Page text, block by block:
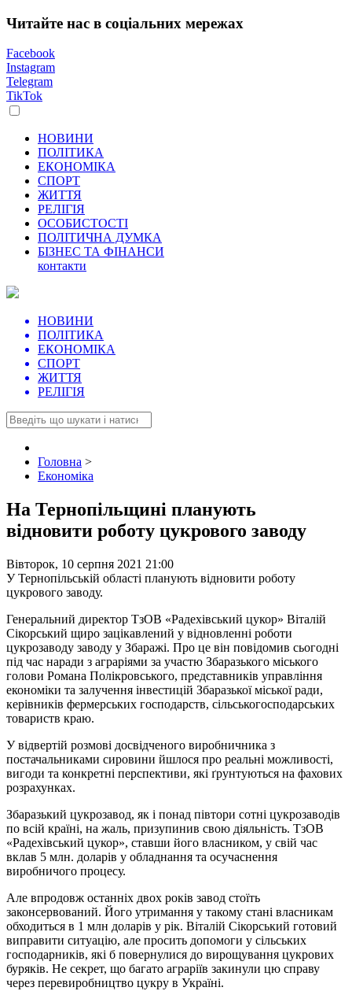
Читайте нас в соціальних мережах
Facebook
Instagram
Telegram
TikTok
НОВИНИ
ПОЛІТИКА
ЕКОНОМІКА
СПОРТ
ЖИТТЯ
РЕЛІГІЯ
ОСОБИСТОСТІ
ПОЛІТИЧНА ДУМКА
БІЗНЕС ТА ФІНАНСИ
контакти
НОВИНИ
ПОЛІТИКА
ЕКОНОМІКА
СПОРТ
ЖИТТЯ
РЕЛІГІЯ
Головна >
Економіка
На Тернопільщині планують
відновити роботу цукрового заводу
Вівторок, 10 серпня 2021 21:00
У Тернопільській області планують відновити роботу
цукрового заводу.
Генеральний директор ТзОВ «Радехівський цукор» Віталій
Сікорський щиро зацікавлений у відновленні роботи
цукрозаводу заводу у Збаражі. Про це він повідомив сьогодні
під час наради з аграріями за участю Збаразького міського
голови Романа Полікровського, представників управління
економіки та залучення інвестицій Збаразької міської ради,
керівників фермерських господарств, сільськогосподарських
товариств краю.
У відвертій розмові досвідченого виробничника з
постачальниками сировини йшлося про реальні можливості,
вигоди та конкретні перспективи, які ґрунтуються на фахових
розрахунках.
Збаразький цукрозавод, як і понад півтори сотні цукрозаводів
по всій країні, на жаль, призупинив свою діяльність. ТзОВ
«Радехівський цукор», ставши його власником, у свій час
вклав 5 млн. доларів у обладнання та осучаснення
виробничого процесу.
Але впродовж останніх двох років завод стоїть
законсервований. Його утримання у такому стані власникам
обходиться в 1 млн доларів у рік. Віталій Сікорський готовий
виправити ситуацію, але просить допомоги у сільських
господарників, які б повернулися до вирощування цукрових
буряків. Не секрет, що багато аграріїв закинули цю справу
через перевиробництво цукру в Україні.